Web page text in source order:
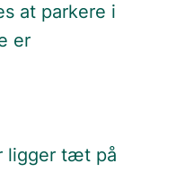
at parkere i
er
ligger tæt på